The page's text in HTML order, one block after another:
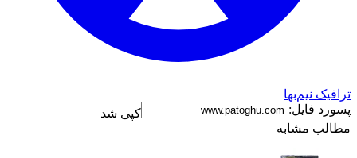
نیم‌بها
فایل:
کپی شد
مشابه